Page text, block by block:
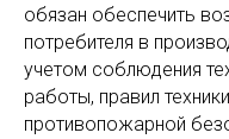
обязан обеспечить
потребителя в
учетом соблюдения
работы, правил
противопожарной